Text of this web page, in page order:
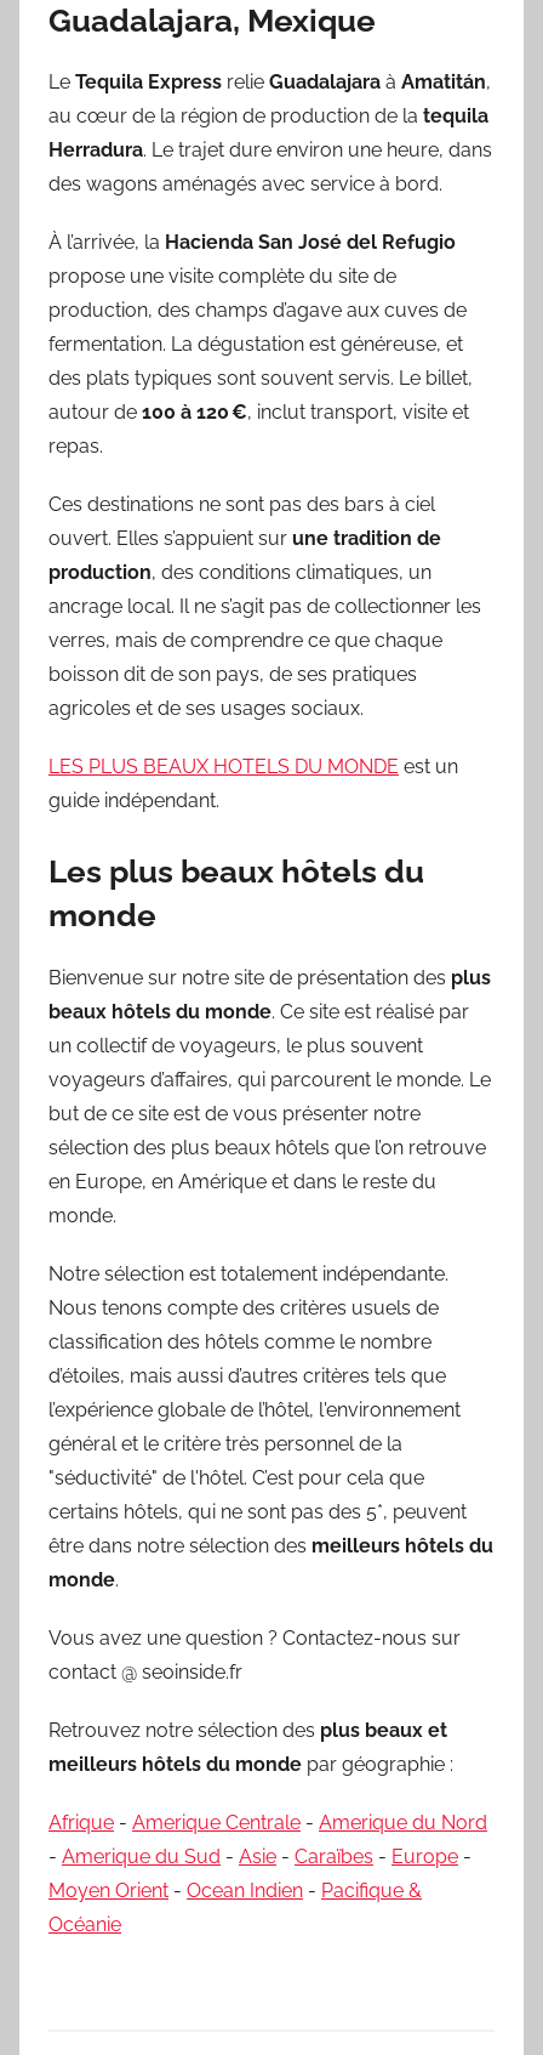
Guadalajara, Mexique
Le Tequila Express relie Guadalajara à Amatitán,
au cœur de la région de production de la tequila
Herradura. Le trajet dure environ une heure, dans
des wagons aménagés avec service à bord.
À l’arrivée, la Hacienda San José del Refugio
propose une visite complète du site de
production, des champs d’agave aux cuves de
fermentation. La dégustation est généreuse, et
des plats typiques sont souvent servis. Le billet,
autour de 100 à 120 €, inclut transport, visite et
repas.
Ces destinations ne sont pas des bars à ciel
ouvert. Elles s’appuient sur une tradition de
production, des conditions climatiques, un
ancrage local. Il ne s’agit pas de collectionner les
verres, mais de comprendre ce que chaque
boisson dit de son pays, de ses pratiques
agricoles et de ses usages sociaux.
LES PLUS BEAUX HOTELS DU MONDE est un
guide indépendant.
Les plus beaux hôtels du
monde
Bienvenue sur notre site de présentation des plus
beaux hôtels du monde. Ce site est réalisé par
un collectif de voyageurs, le plus souvent
voyageurs d’affaires, qui parcourent le monde. Le
but de ce site est de vous présenter notre
sélection des plus beaux hôtels que l’on retrouve
en Europe, en Amérique et dans le reste du
monde.
Notre sélection est totalement indépendante.
Nous tenons compte des critères usuels de
classification des hôtels comme le nombre
d’étoiles, mais aussi d’autres critères tels que
l’expérience globale de l’hôtel, l'environnement
général et le critère très personnel de la
"séductivité" de l'hôtel. C’est pour cela que
certains hôtels, qui ne sont pas des 5*, peuvent
être dans notre sélection des meilleurs hôtels du
monde.
Vous avez une question ? Contactez-nous sur
contact @ seoinside.fr
Retrouvez notre sélection des plus beaux et
meilleurs hôtels du monde par géographie :
Afrique - Amerique Centrale - Amerique du Nord
- Amerique du Sud - Asie - Caraïbes - Europe -
Moyen Orient - Ocean Indien - Pacifique &
Océanie